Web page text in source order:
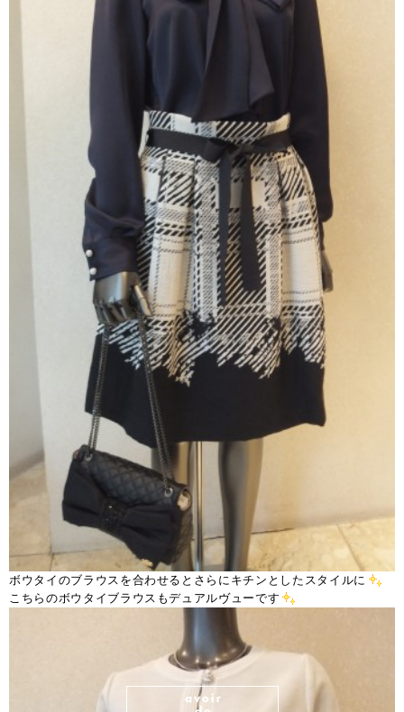
ボウタイのブラウスを合わせるとさらにキチンとしたスタイルに
こちらのボウタイブラウスもデュアルヴューです